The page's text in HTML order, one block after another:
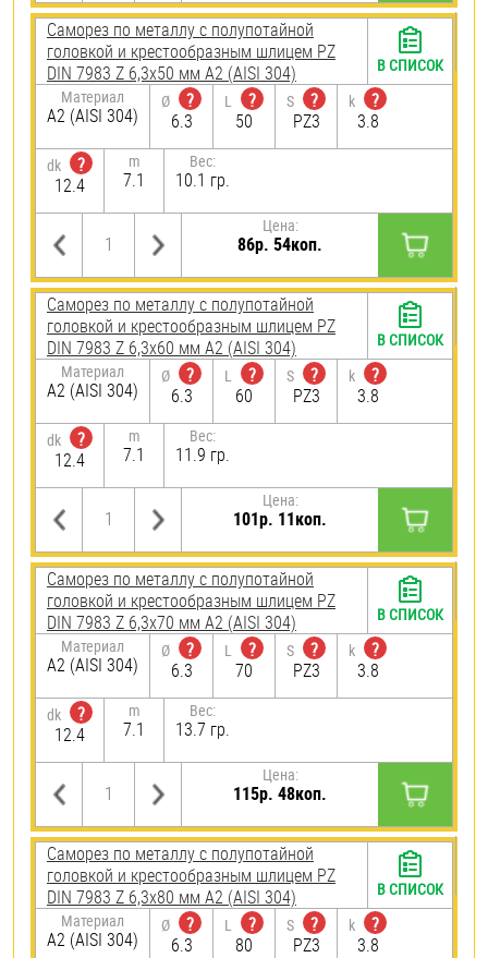
Саморез по металлу с полупотайной
головкой и крестообразным шлицем PZ
DIN 7983 Z 6,3х50 мм А2 (AISI 304)
Материал
А2 (AISI 304)
Ø
?
6.3
L
?
50
S
?
PZ3
k
?
3.8
dk
?
12.4
m
7.1
Вес:
10.1 гр.
Цена:
86р. 54коп.
В СПИСОК
Саморез по металлу с полупотайной
головкой и крестообразным шлицем PZ
DIN 7983 Z 6,3х60 мм А2 (AISI 304)
Материал
А2 (AISI 304)
Ø
?
6.3
L
?
60
S
?
PZ3
k
?
3.8
dk
?
12.4
m
7.1
Вес:
11.9 гр.
Цена:
101р. 11коп.
В СПИСОК
Саморез по металлу с полупотайной
головкой и крестообразным шлицем PZ
DIN 7983 Z 6,3х70 мм А2 (AISI 304)
Материал
А2 (AISI 304)
Ø
?
6.3
L
?
70
S
?
PZ3
k
?
3.8
dk
?
12.4
m
7.1
Вес:
13.7 гр.
Цена:
115р. 48коп.
В СПИСОК
Саморез по металлу с полупотайной
головкой и крестообразным шлицем PZ
DIN 7983 Z 6,3х80 мм А2 (AISI 304)
Материал
А2 (AISI 304)
Ø
?
6.3
L
?
80
S
?
PZ3
k
?
3.8
В СПИСОК